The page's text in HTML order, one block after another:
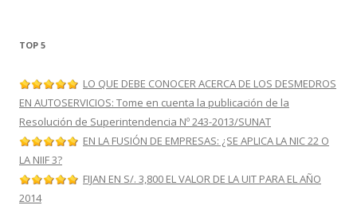
TOP 5
LO QUE DEBE CONOCER ACERCA DE LOS DESMEDROS
EN AUTOSERVICIOS: Tome en cuenta la publicación de la
Resolución de Superintendencia Nº 243-2013/SUNAT
EN LA FUSIÓN DE EMPRESAS: ¿SE APLICA LA NIC 22 O
LA NIIF 3?
FIJAN EN S/. 3,800 EL VALOR DE LA UIT PARA EL AÑO
2014